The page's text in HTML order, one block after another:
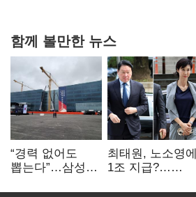
함께 볼만한 뉴스
“경력 없어도
뽑는다”…삼성
최태원, 노소영에
1조 지급?…